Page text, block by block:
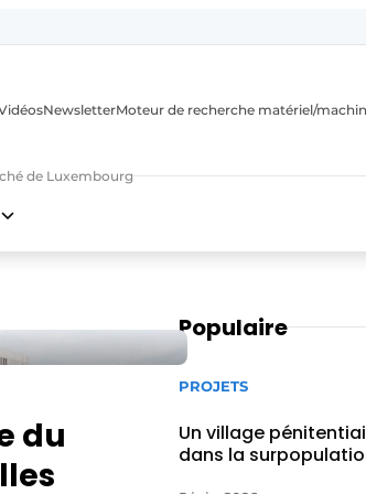
de Luxembourg
NewsletterMoteur de recherche matériel/
du
Populaire
PROJETS
Un village
dans la